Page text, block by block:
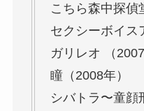
こちら森中探偵
セクシーボイス
ガリレオ （2007
瞳（2008年）
シバトラ〜童顔